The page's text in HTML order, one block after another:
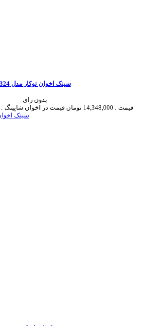
سینک اخوان توکار مدل 324
بدون رای
قیمت : 14,348,000 تومان قیمت در اخوان شاپینگ :